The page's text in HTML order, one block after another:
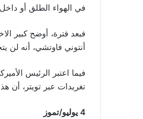
في الهواء الطلق أو داخل
فبعد فترة، أوضح كبير
أنتوني فاوتشي، أنه لن
فيما اعتبر الرئيس
تغريدات عبر تويتر، أن
4 يوليو/تموز